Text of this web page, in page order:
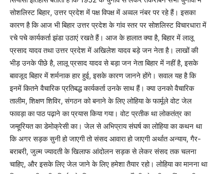
सोशलिस्ट बिहार, उत्तर प्रदेश में पक्ष विपक्ष में अव्वल नंबर पर रहे हैं। इसका
कारण है कि आज भी बिहार उत्तर प्रदेश के गांव स्तर पर सोशलिस्ट विचारधारा में
रचे पचे कार्यकर्ता झंडा उठाएं रखते हैं। आज के हालात क्या है, बिहार में लालू
प्रसाद यादव तथा उत्तर प्रदेश में अखिलेश यादव बड़े जन नेता है। लाखों की
भीड़ उनके पीछे है, लालू प्रसाद यादव से बड़ा जन नेता बिहार में नहीं है, इसके
बावजूद बिहार में शर्मनाक हार हुई, इसके कारण जानने होंगे। सवाल यह है कि
इनमें कितने वैचारिक प्रतिबद्ध कार्यकर्ता उनके साथ हैं। क्या उनको वैचारिक
तालीम, शिक्षण शिविर, संगठन को बनाने के लिए लोहिया के फार्मूले वोट जेल
फावड़ा का पाठ पढ़ाने का प्रयास किया गया। वोट प्रतीक था लोकतंत्र का
जम्हूरियत का डेमोक्रेसी का। जेल से अभिप्राय संघर्ष का लोहिया का कथन था
कि अगर सड़क सुनी हो जाएगी तो संसद आवारा हो जाएगी अर्थात अन्याय, गैर-
बराबरी, जुल्म ज्यादती के खिलाफ आंदोलन सड़क से लेकर संसद तक चलना
चाहिए, और इसके लिए जेल जाने के लिए हमेशा तैयार रहो। लोहिया का मानना था